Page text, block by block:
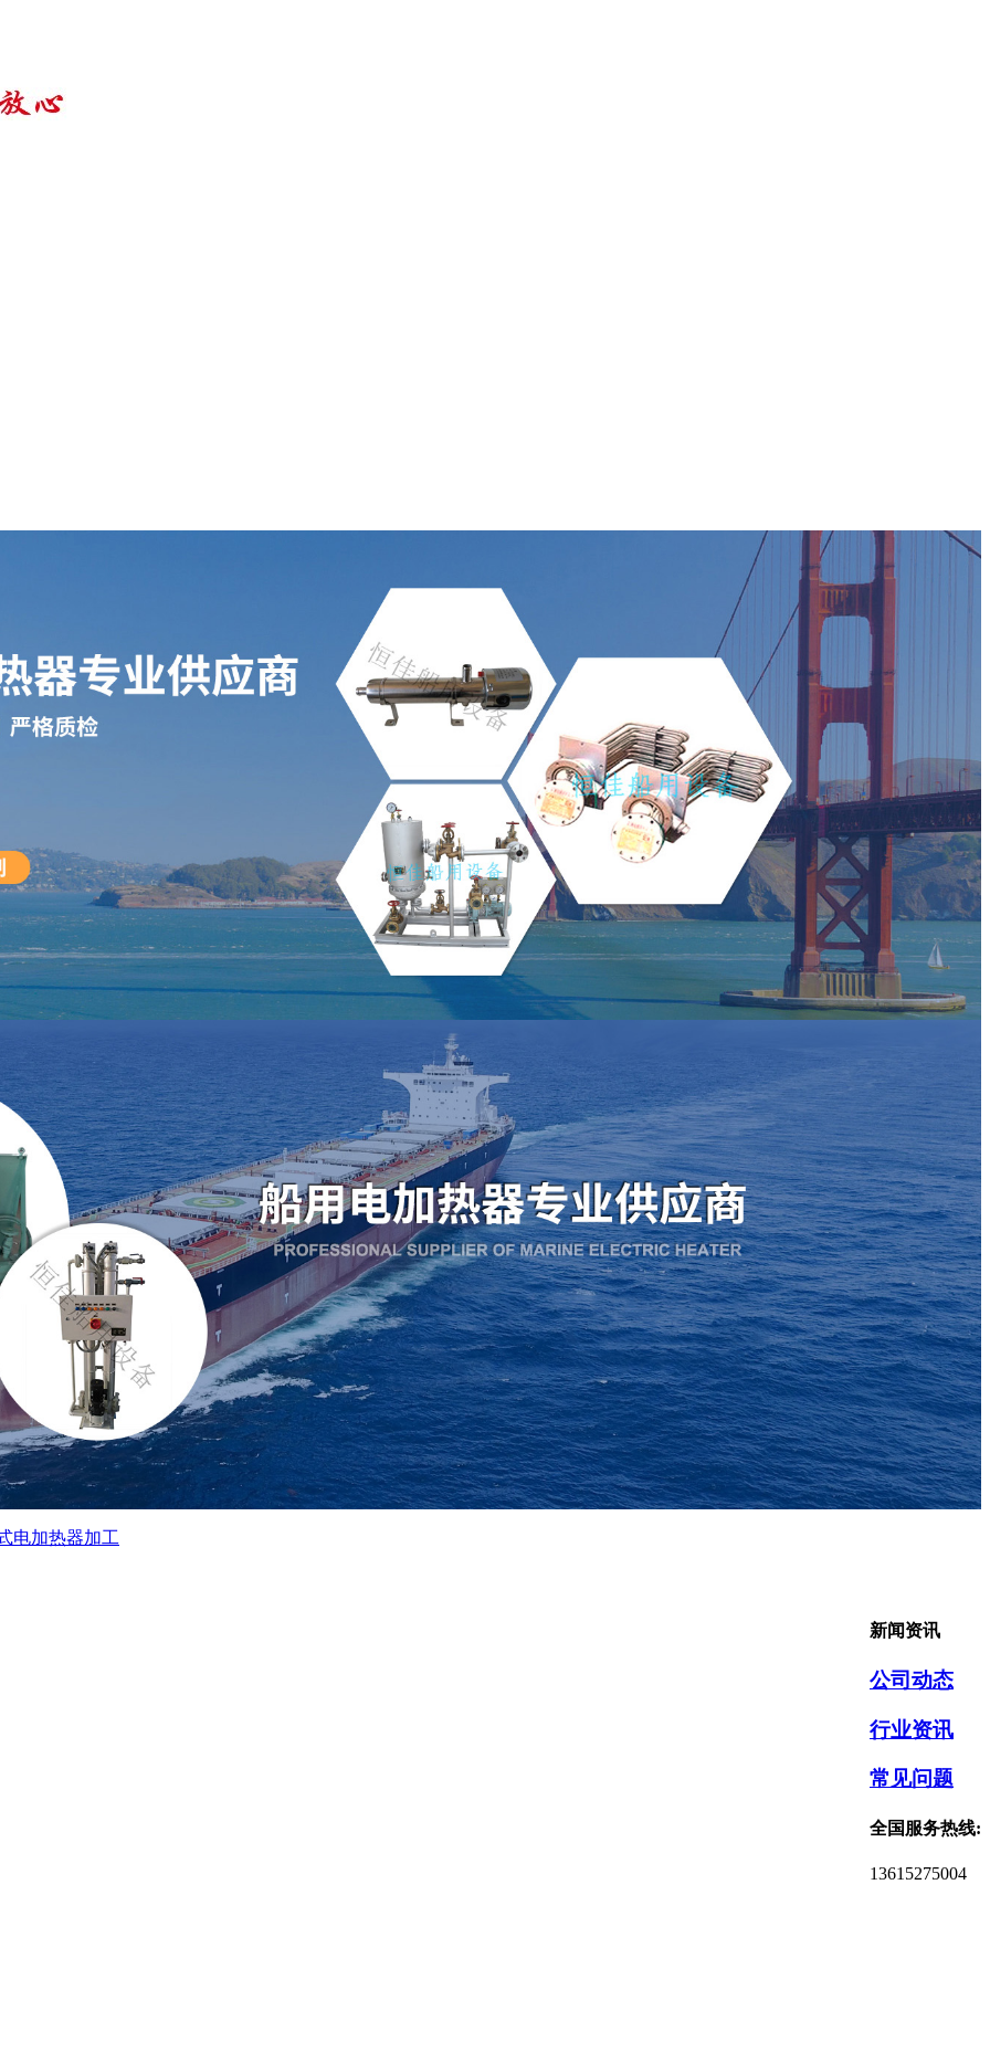
电加热器加工
新闻资讯
公司动态
行业资讯
常见问题
全国服务热线:
13615275004